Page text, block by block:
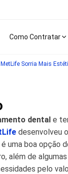
Como Contratar
MetLife Sorria Mais
dental e
desenvolveu
uma boa opção
de
pelo